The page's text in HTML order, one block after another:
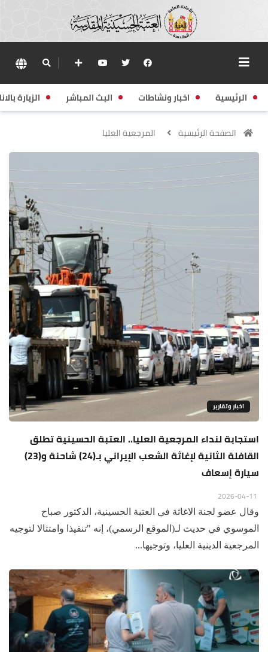
الرئيسية اخبار ونشاطات البث المباشر الزيارة
الصفحة الرئيسية المرجعية العليا
اخبار وتقارير
استجابة لنداء المرجعية العليا.. العتبة الحسينية تطلق
القافلة الثانية لإغاثة الشعب الإيراني بـ(24) شاحنة و(23)
سيارة إسعاف
وقال عضو لجنة الاغاثة في العتبة الحسينية، الدكتور صباح
الموسوي في حديث لـ(الموقع الرسمي)، إنه "تنفيذا وامتثالا لتوجيه
المرجعية الدينية العليا، وتوجيها...